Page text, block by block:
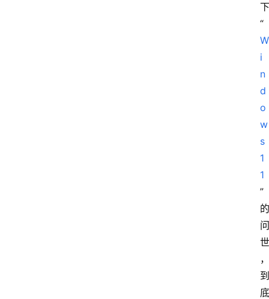
下
“
W
i
n
d
o
w
s
1
1
”
的
问
世
，
到
底